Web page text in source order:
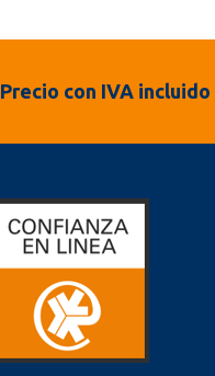
Precio con IVA incluido